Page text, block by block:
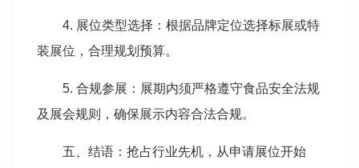
4. 展位类型选择：根据品牌定位选择标展或特
装展位，合理规划预算。
5. 合规参展：展期内须严格遵守食品安全法规
及展会规则，确保展示内容合法合规。
五、结语：抢占行业先机，从申请展位开始